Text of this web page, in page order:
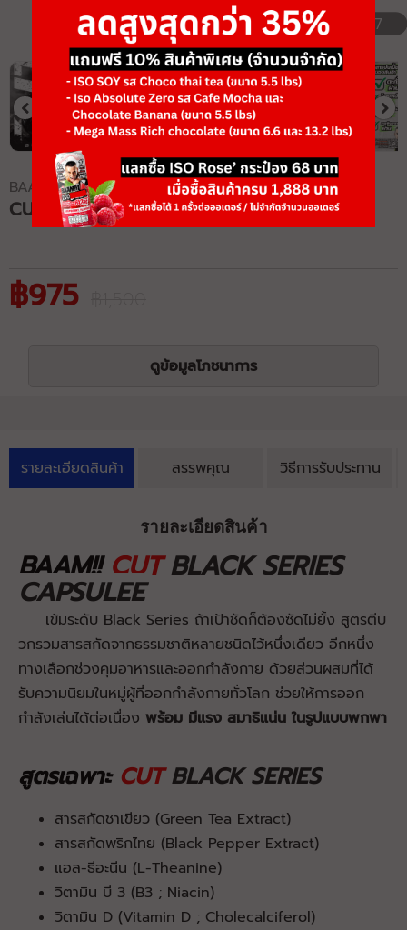
1/7
BAAM!!
CUT BLACK SERIES
฿975
ดูข้อมูลโภชนาการ
รายละเอียดสินค้า สรรพคุณ วิธีการรับประทาน
รายละเอียดสินค้า
BAAM!! CUTBLACK SERIES
CAPSULEE
เข้มระดับ Black Series ถ้าเป้าชัดก็ต้องซัดไม่ยั้ง สูตรตีบ
วกรวมสารสกัดจากธรรมชาติหลายชนิดไว้หนึ่งเดียว อีกหนึ่ง
ทางเลือกช่วงคุมอาหารและออกกำลังกาย ด้วยส่วนผสมที่ได้
รับความนิยมในหมู่ผู้ที่ออกกำลังกายทั่วโลก ช่วยให้การออก
กำลังเล่นได้ต่อเนื่อง พร้อม มีแรง สมาธิแน่น ในรูปแบบพกพา
สูตรเฉพาะ CUTBLACK SERIES
สารสกัดชาเขียว (Green Tea Extract)
สารสกัดพริกไทย (Black Pepper Extract)
แอล-ธีอะนีน (L-Theanine)
วิตามิน บี 3 (B3 ; Niacin)
วิตามิน D (ฺVitamin D ; Cholecalciferol)